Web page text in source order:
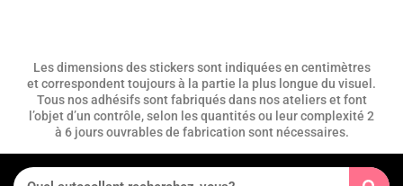
Les dimensions des stickers sont indiquées en centimètres
et correspondent toujours à la partie la plus longue du visuel.
Tous nos adhésifs sont fabriqués dans nos ateliers et font
l’objet d’un contrôle, selon les quantités ou leur complexité 2
à 6 jours ouvrables de fabrication sont nécessaires.